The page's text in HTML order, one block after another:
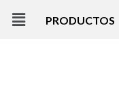
PRODUCTOS